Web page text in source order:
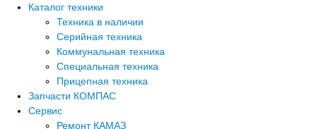
Каталог техники
Техника в наличии
Серийная техника
Коммунальная техника
Специальная техника
Прицепная техника
Запчасти КОМПАС
Сервис
Ремонт КАМАЗ